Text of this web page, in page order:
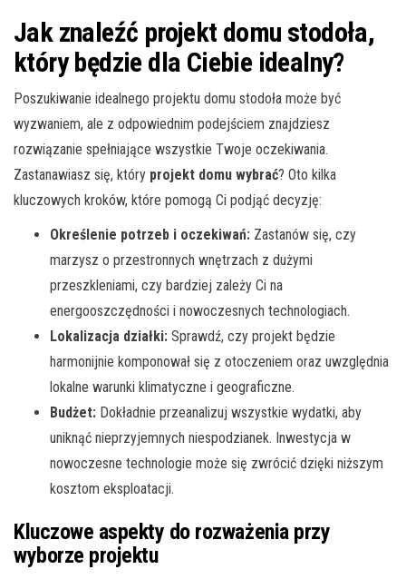
Jak znaleźć projekt domu stodoła,
który będzie dla Ciebie idealny?
Poszukiwanie idealnego projektu domu stodoła może być
wyzwaniem, ale z odpowiednim podejściem znajdziesz
rozwiązanie spełniające wszystkie Twoje oczekiwania.
Zastanawiasz się, który projekt domu wybrać? Oto kilka
kluczowych kroków, które pomogą Ci podjąć decyzję:
Określenie potrzeb i oczekiwań: Zastanów się, czy
marzysz o przestronnych wnętrzach z dużymi
przeszkleniami, czy bardziej zależy Ci na
energooszczędności i nowoczesnych technologiach.
Lokalizacja działki: Sprawdź, czy projekt będzie
harmonijnie komponował się z otoczeniem oraz uwzględnia
lokalne warunki klimatyczne i geograficzne.
Budżet: Dokładnie przeanalizuj wszystkie wydatki, aby
uniknąć nieprzyjemnych niespodzianek. Inwestycja w
nowoczesne technologie może się zwrócić dzięki niższym
kosztom eksploatacji.
Kluczowe aspekty do rozważenia przy
wyborze projektu